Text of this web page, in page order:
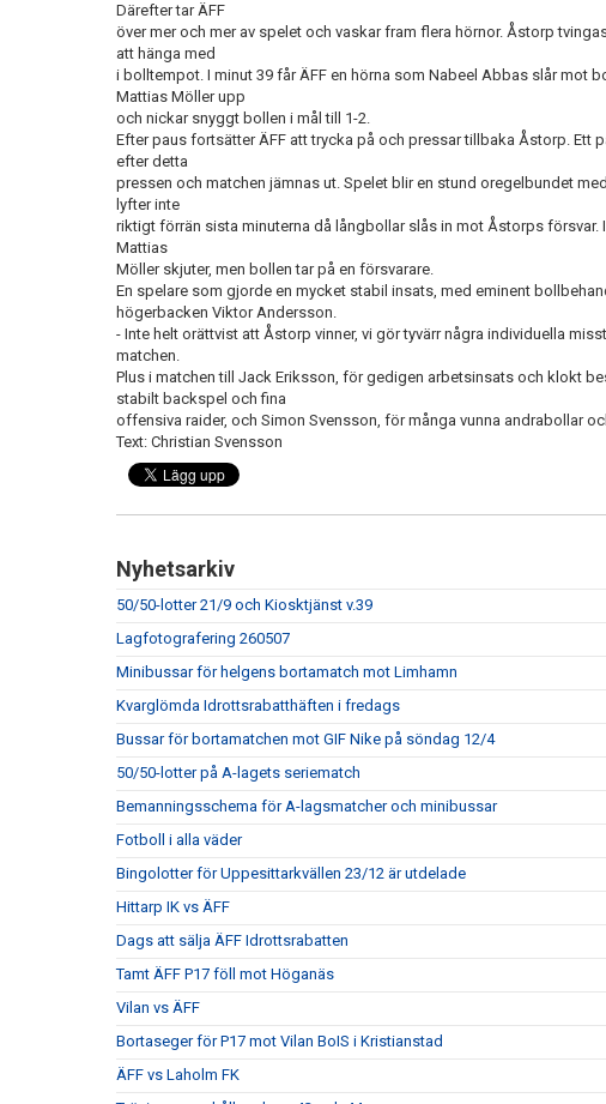
Därefter tar ÄFF
över mer och mer av spelet och vaskar fram flera hörnor. Åstorp
att hänga med
i bolltempot. I minut 39 får ÄFF en hörna som Nabeel Abbas slår mot
Mattias Möller upp
och nickar snyggt bollen i måltill 1-2.
Efter paus fortsätter ÄFF att trycka på och pressar tillbaka Åstorp. Ett
efter detta
pressen och matchen jämnas ut. Spelet blir en stund oregelbundet
lyfter inte
riktigt förrän sista minuterna då långbollar slås in mot Åstorps försvar.
Mattias
Möller skjuter, men bollen tar på en försvarare.
En spelare som gjorde en mycket stabil insats, med eminent
högerbacken Viktor Andersson.
- Inte helt orättvist att Åstorp vinner, vi gör tyvärr några individuella
matchen.
Plus i matchen till Jack Eriksson, för gedigen arbetsinsats och klokt
stabilt backspel och fina
offensiva raider, och Simon Svensson, för många vunna andrabollar
Text: Christian Svensson
Nyhetsarkiv
50/50-lotter 21/9 och Kiosktjänst v.39
Lagfotografering 260507
Minibussar för helgens bortamatch mot Limhamn
Kvarglömda Idrottsrabatthäften i fredags
Bussar för bortamatchen mot GIF Nike på söndag 12/4
50/50-lotter på A-lagets seriematch
Bemanningsschema för A-lagsmatcher och minibussar
Fotboll i alla väder
Bingolotter för Uppesittarkvällen 23/12 är utdelade
Hittarp IK vs ÄFF
Dags att sälja ÄFF Idrottsrabatten
Tamt ÄFF P17 föll mot Höganäs
Vilan vs ÄFF
Bortaseger för P17 mot Vilan BoIS i Kristianstad
ÄFF vs Laholm FK